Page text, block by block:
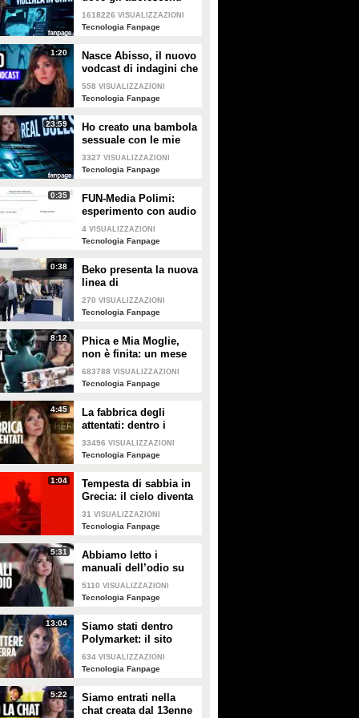
vengono addestrati alla
violenza: la trappola di
1618226 VISUALIZZAZIONI
Tecnologia Fanpage
1:20
Nasce Abisso, il nuovo
vodcast di indagini che
si immerge negli spazi
più oscuri della rete
558 VISUALIZZAZIONI
Tecnologia Fanpage
23:59
Ho creato una bambola
sessuale con le mie
foto: infiltrata nel
mercato delle sex doll
3327 VISUALIZZAZIONI
Tecnologia Fanpage
0:35
FUN-Media Polimi:
esperimento con audio
4 VISUALIZZAZIONI
Tecnologia Fanpage
0:38
Beko presenta la nuova
linea di
elettrodomestici al
Salone del Mobile: la
scompare
270 VISUALIZZAZIONI
Tecnologia Fanpage
8:12
Phica e Mia Moglie,
non è finita: un mese
nel sito dove uomini
comuni pubblicano
683788 VISUALIZZAZIONI
Tecnologia Fanpage
4:45
La fabbrica degli
attentati: dentro i
gruppi TCC dove gli
adolescenti pianificano
33496 VISUALIZZAZIONI
Tecnologia Fanpage
1:04
Tempesta di sabbia in
Grecia: il cielo diventa
rosso sangue
31 VISUALIZZAZIONI
Tecnologia Fanpage
5:31
Abbiamo letto i
manuali dell’odio su
Terrorgram: così il
17enne pianificava una
5110 VISUALIZZAZIONI
Tecnologia Fanpage
13:04
Siamo stati dentro
Polymarket: il sito
dove si guadagna
scommettendo sulla
634 VISUALIZZAZIONI
Tecnologia Fanpage
5:22
Siamo entrati nella
chat creata dal 13enne